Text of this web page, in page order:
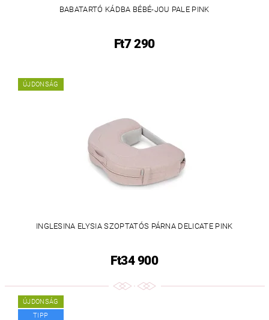
BABATARTÓ KÁDBA BÉBÉ-JOU PALE PINK
Ft7 290
ÚJDONSÁG
INGLESINA ELYSIA SZOPTATÓS PÁRNA DELICATE PINK
Ft34 900
ÚJDONSÁG
TIPP